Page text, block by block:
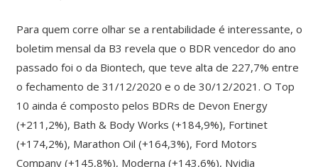
Para quem corre olhar se a rentabilidade é interessante, o
boletim mensal da B3 revela que o BDR vencedor do ano
passado foi o da Biontech, que teve alta de 227,7% entre
o fechamento de 31/12/2020 e o de 30/12/2021. O Top
10 ainda é composto pelos BDRs de Devon Energy
(+211,2%), Bath & Body Works (+184,9%), Fortinet
(+174,2%), Marathon Oil (+164,3%), Ford Motors
Company (+145,8%), Moderna (+143,6%), Nvidia